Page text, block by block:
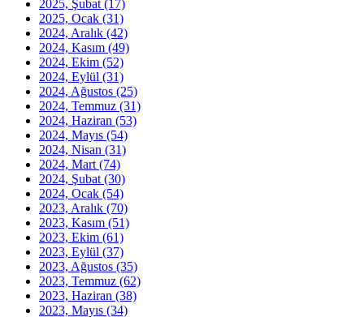
2025, Şubat (17)
2025, Ocak (31)
2024, Aralık (42)
2024, Kasım (49)
2024, Ekim (52)
2024, Eylül (31)
2024, Ağustos (25)
2024, Temmuz (31)
2024, Haziran (53)
2024, Mayıs (54)
2024, Nisan (31)
2024, Mart (74)
2024, Şubat (30)
2024, Ocak (54)
2023, Aralık (70)
2023, Kasım (51)
2023, Ekim (61)
2023, Eylül (37)
2023, Ağustos (35)
2023, Temmuz (62)
2023, Haziran (38)
2023, Mayıs (34)